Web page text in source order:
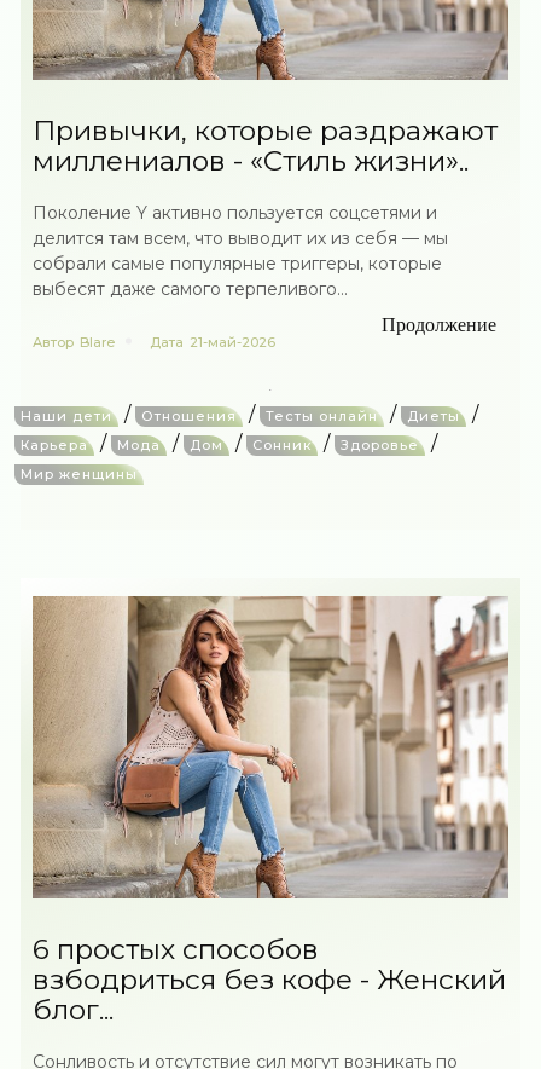
Привычки, которые раздражают
миллениалов - «Стиль жизни»..
Поколение Y активно пользуется соцсетями и
делится там всем, что выводит их из себя — мы
собрали самые популярные триггеры, которые
выбесят даже самого терпеливого...
Продолжение
Автор Blare Дата 21-май-2026
Наши дети / Отношения / Тесты онлайн / Диеты /
Карьера / Мода / Дом / Сонник / Здоровье /
Мир женщины
6 простых способов
взбодриться без кофе - Женский
блог...
Сонливость и отсутствие сил могут возникать по